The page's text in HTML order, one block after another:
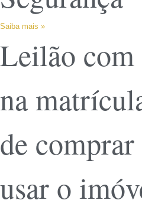
Saiba mais »
Leilão
na
de
usar o